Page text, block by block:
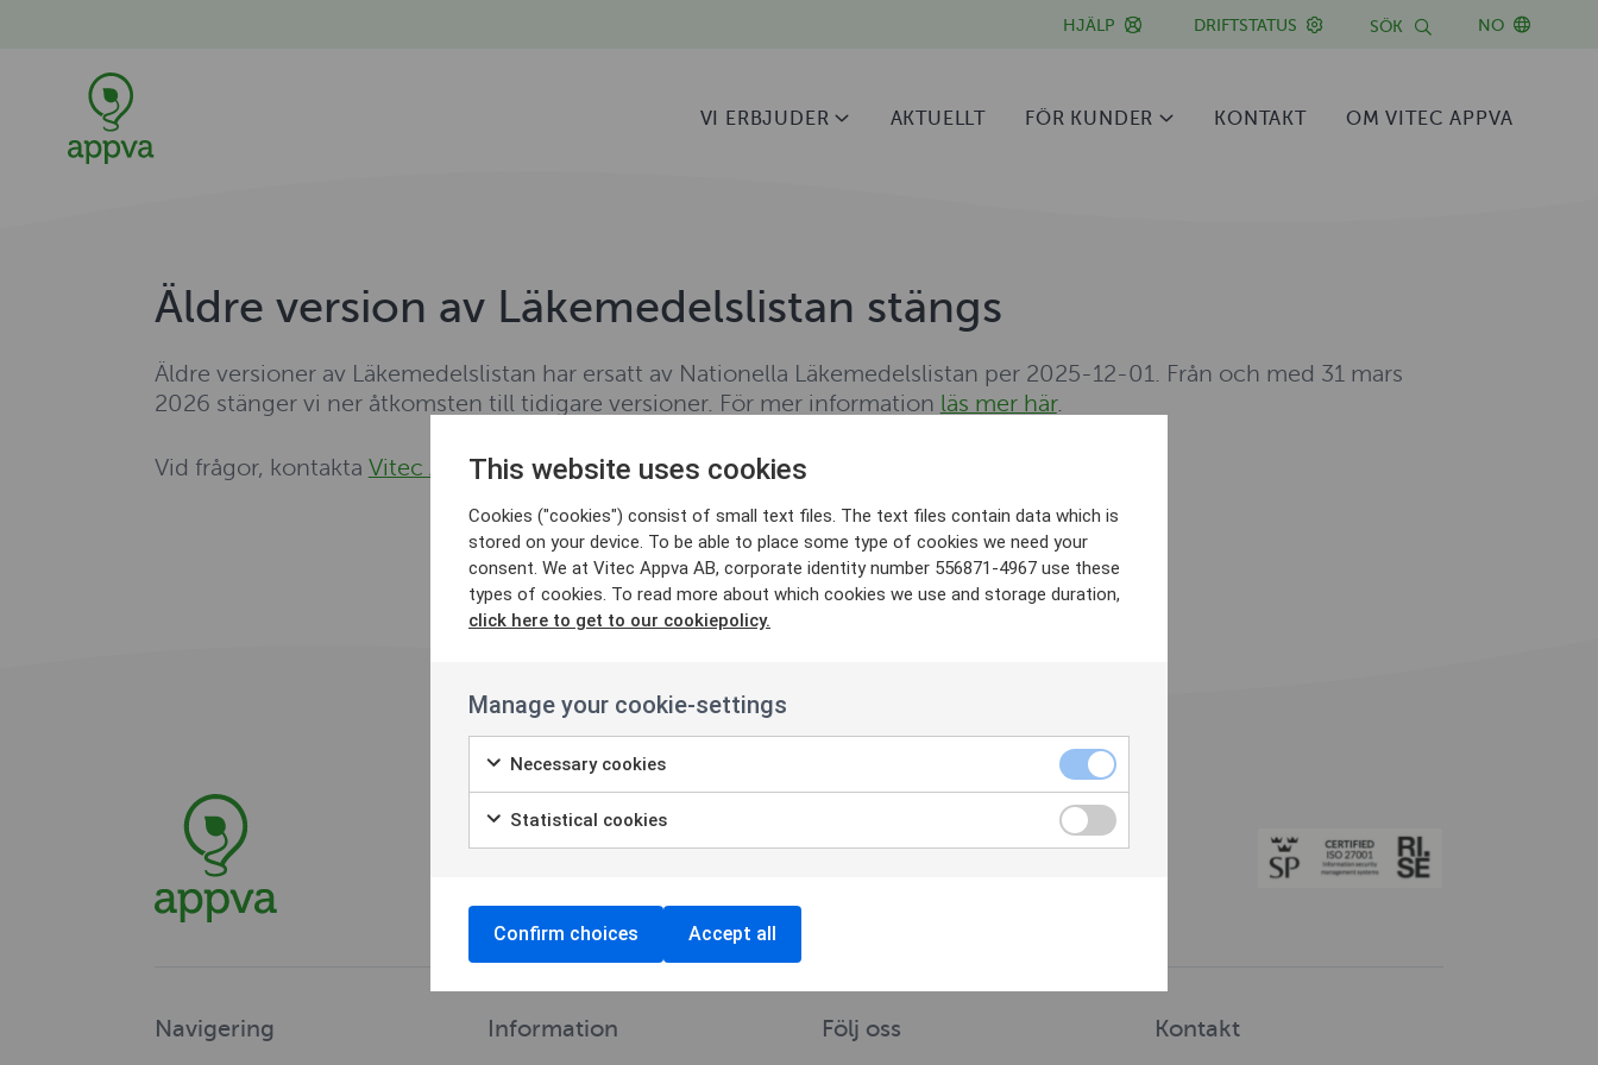
HJÄLP DRIFTSTATUS SÖK NO
VI ERBJUDER AKTUELLT FÖR KUNDER KONTAKT OM VITEC APPVA
Äldre version av Läkemedelslistan stängs
Äldre versioner av Läkemedelslistan har ersatt av Nationella Läkemedelslistan per 2025-12-01. Från och med 31 mars
2026 stänger vi ner åtkomsten till tidigare versioner. För mer information läs mer här.
Vid frågor, kontakta Vitec Appvas support
Navigering Information Följ oss Kontakt
This website uses cookies
Cookies ("cookies") consist of small text files. The text files contain data which is
stored on your device. To be able to place some type of cookies we need your
consent. We at Vitec Appva AB, corporate identity number 556871-4967 use these
types of cookies. To read more about which cookies we use and storage duration,
click here to get to our cookiepolicy.
Manage your cookie-settings
Necessary cookies
Statistical cookies
Confirm choices Accept all